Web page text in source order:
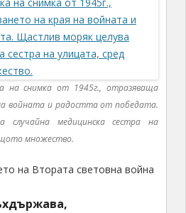
на снимка от 1945г., отразяваща
войната и радостта от победата.
случайна медицинска сестра на
множество.
на Втората световна война